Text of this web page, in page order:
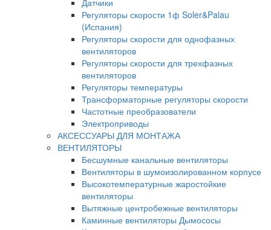
Датчики
Регуляторы скорости 1ф Soler&Palau
(Испания)
Регуляторы скорости для однофазных
вентиляторов
Регуляторы скорости для трехфазных
вентиляторов
Регуляторы температуры
Трансформаторные регуляторы скорости
Частотные преобразователи
Электроприводы
АКСЕССУАРЫ ДЛЯ МОНТАЖА
ВЕНТИЛЯТОРЫ
Бесшумные канальные вентиляторы
Вентиляторы в шумоизолированном корпусе
Высокотемпературные жаростойкие
вентиляторы
Вытяжные центробежные вентиляторы
Каминные вентиляторы Дымососы